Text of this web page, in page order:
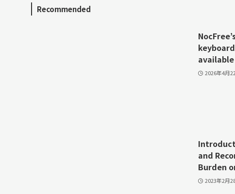
Recommended
2026年4月
and
Burden
2023年2月